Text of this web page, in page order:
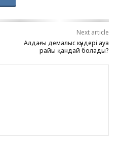
Next article
Алдағы демалыс күндері ауа
райы қандай болады?